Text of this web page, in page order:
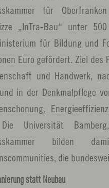
für
„InTra-Bau“ unter
für Bildung und
Euro gefördert. Ziel des
und Handwerk,
in der Denkmalpflege
Universität
bilden
die
statt Neubau